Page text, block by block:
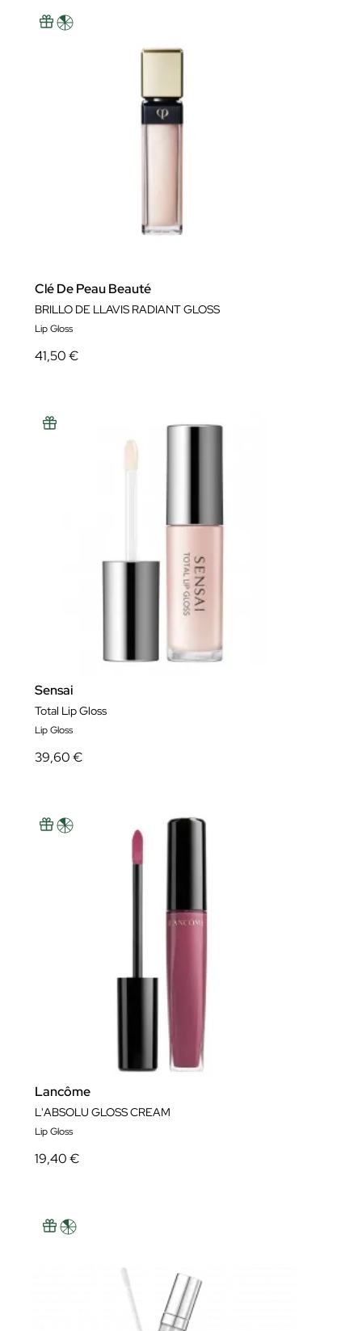
Clé De Peau Beauté
BRILLO DE LLAVIS RADIANT GLOSS
Lip Gloss
41,50 €
Sensai
Total Lip Gloss
Lip Gloss
39,60 €
Lancôme
L'ABSOLU GLOSS CREAM
Lip Gloss
19,40 €